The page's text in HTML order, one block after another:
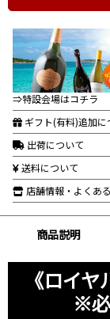
⇒特設会場はコチラ
ギフト(有料)追加に
出荷について
送料について
店舗情報・よくあ
商品説明
《ロイ
※